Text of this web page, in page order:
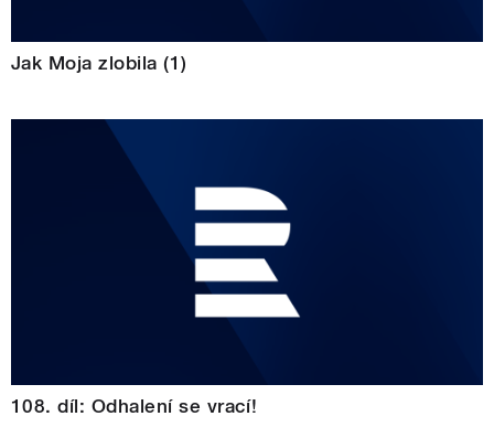
Jak Moja zlobila (1)
108. díl: Odhalení se vrací!